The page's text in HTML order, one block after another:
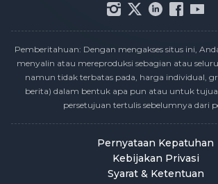
Pemberitahuan: Dengan mengakses situs ini,
menyalin atau mereproduksi sebagian atau
namun tidak terbatas pada, harga individual,
berita) dalam bentuk apa pun atau untuk
persetujuan tertulis sebelumnya dari
Pernyataan Kepatuhan
Kebijakan Privasi
Syarat & Ketentuan